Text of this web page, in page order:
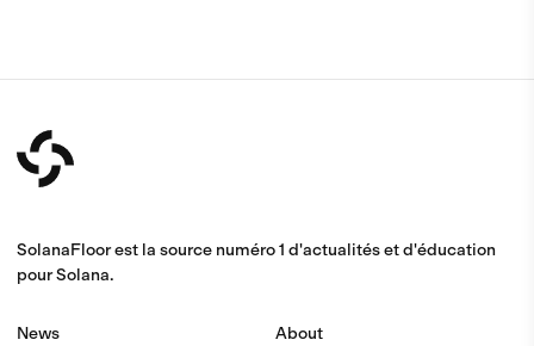
SolanaFloor est la source numéro 1 d'actualités et d'éducation
pour Solana.
News About